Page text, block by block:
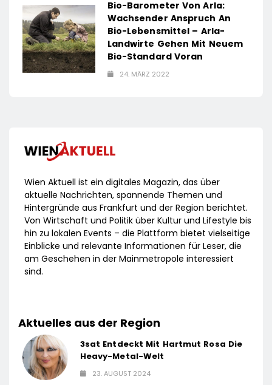
Bio-Barometer Von Arla:
Wachsender Anspruch An
Bio-Lebensmittel – Arla-
Landwirte Gehen Mit Neuem
Bio-Standard Voran
24. MÄRZ 2022
Wien Aktuell ist ein digitales Magazin, das über
aktuelle Nachrichten, spannende Themen und
Hintergründe aus Frankfurt und der Region berichtet.
Von Wirtschaft und Politik über Kultur und Lifestyle bis
hin zu lokalen Events – die Plattform bietet vielseitige
Einblicke und relevante Informationen für Leser, die
am Geschehen in der Mainmetropole interessiert
sind.
Aktuelles aus der Region
3sat Entdeckt Mit Hartmut Rosa Die
Heavy-Metal-Welt
23. AUGUST 2024